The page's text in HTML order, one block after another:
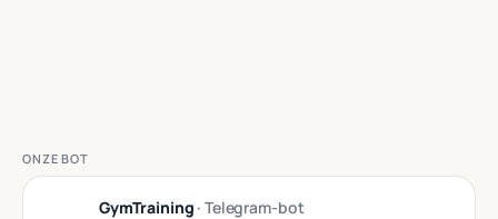
ONZE BOT
GymTraining · Telegram-bot